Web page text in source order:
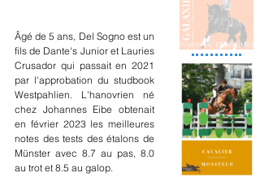
Âgé de 5 ans, Del Sogno est un
fils de Dante's Junior et Lauries
Crusador qui passait en 2021
par l'approbation du studbook
Westpahlien. L'hanovrien né
chez Johannes Eibe obtenait
en février 2023 les meilleures
notes des tests des étalons de
Münster avec 8.7 au pas, 8.0
au trot et 8.5 au galop.